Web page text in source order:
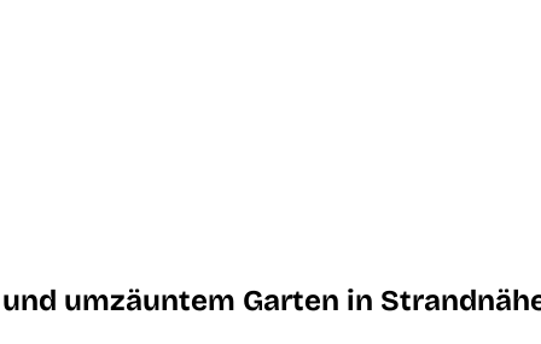
umzäuntem Garten in